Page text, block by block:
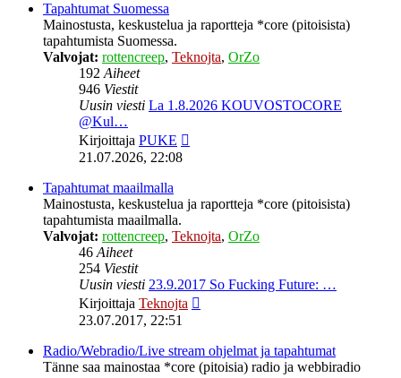
Tapahtumat Suomessa
Mainostusta, keskustelua ja raportteja *core (pitoisista)
tapahtumista Suomessa.
Valvojat: rottencreep, Teknojta, OrZo
192Aiheet
946 Viestit
Uusin viesti La 1.8.2026 KOUVOSTOCORE
@Kul…
Kirjoittaja PUKE
21.07.2026, 22:08
Tapahtumat maailmalla
Mainostusta, keskustelua ja raportteja *core (pitoisista)
tapahtumista maailmalla.
Valvojat: rottencreep, Teknojta, OrZo
46Aiheet
254 Viestit
Uusin viesti 23.9.2017 So Fucking Future: …
Kirjoittaja Teknojta
23.07.2017, 22:51
Radio/Webradio/Live stream ohjelmat ja tapahtumat
Tänne saa mainostaa *core (pitoisia) radio ja webbiradio